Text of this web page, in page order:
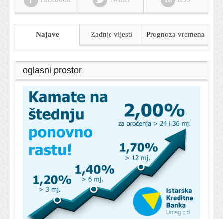
Najave Zadnje vijesti Prognoza vremena
oglasni prostor